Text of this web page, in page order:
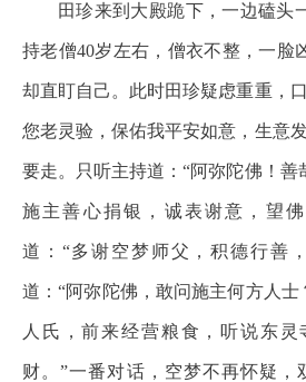
田珍来到大殿跪下，一边磕头
持老僧40岁左右，僧衣不整，一脸
却直盯自己。此时田珍疑虑重重，
您老灵验，保佑我平安如意，生意
要走。只听主持道：“阿弥陀佛！善
施主善心捐银，诚表谢意，望
道：“多谢空梦师父，积德行善
道：“阿弥陀佛，敢问施主何方人士
人氏，前来经营粮食，听说东
财。”一番对话，空梦不再怀疑，